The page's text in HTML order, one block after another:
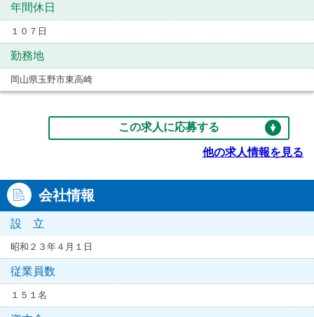
年間休日
１０７日
勤務地
岡山県玉野市東高崎
この求人に応募する
他の求人情報を見る
会社情報
設 立
昭和２３年４月１日
従業員数
１５１名